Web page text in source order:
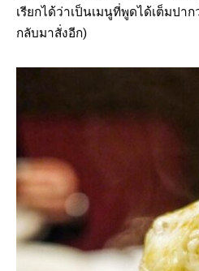
เรียกได้ว่าเป็นเมนูที่พูดได้เต็มปา
กลับมาสั่งอีก)